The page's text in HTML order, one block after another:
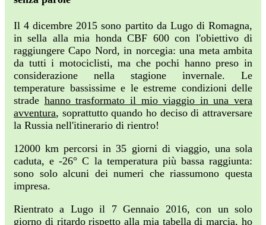
Il 4 dicembre 2015 sono partito da Lugo di Romagna,
in sella alla mia honda CBF 600 con l'obiettivo di
raggiungere Capo Nord, in norcegia: una meta ambita
da tutti i motociclisti, ma che pochi hanno preso in
considerazione nella stagione invernale. Le
temperature bassissime e le estreme condizioni delle
strade hanno trasformato il mio viaggio in una vera
avventura, soprattutto quando ho deciso di attraversare
la Russia nell'itinerario di rientro!
12000 km percorsi in 35 giorni di viaggio, una sola
caduta, e -26° C la temperatura più bassa raggiunta:
sono solo alcuni dei numeri che riassumono questa
impresa.
Rientrato a Lugo il 7 Gennaio 2016, con un solo
giorno di ritardo rispetto alla mia tabella di marcia, ho